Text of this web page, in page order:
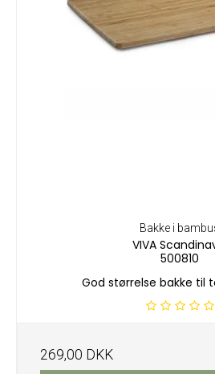
Bakke i
VIVA
500810
God størrelse bakke til
269,00 DKK